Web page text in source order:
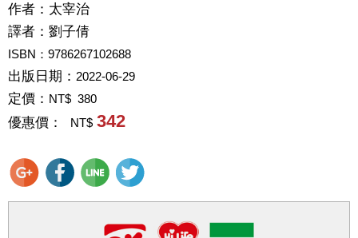
作者： 太宰治
譯者： 劉子倩
ISBN：9786267102688
出版日期： 2022-06-29
定價： NT$ 380
優惠價： NT$ 342